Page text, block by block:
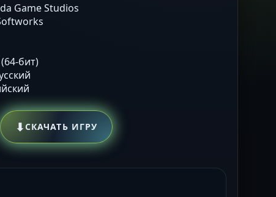
Game Studios
бит)
⬇СКАЧАТЬ ИГРУ